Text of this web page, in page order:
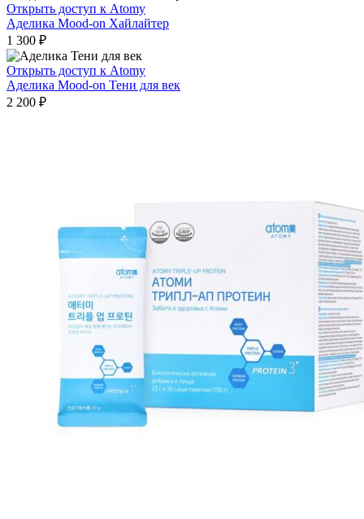
Открыть доступ к Atomy
Аделика Mood-on Хайлайтер
1 300 ₽
Открыть доступ к Atomy
Аделика Mood-on Тени для век
2 200 ₽